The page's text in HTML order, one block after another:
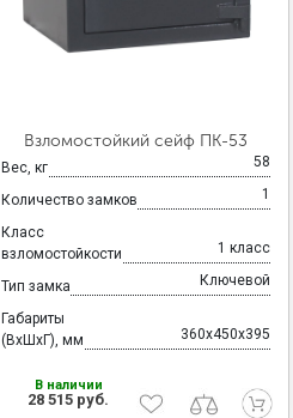
Взломостойкий сейф ПК-53
Вес, кг 58
Количество замков 1
Класс
взломостойкости
1 класс
Тип замка Ключевой
Габариты
(ВхШхГ), мм
360x450x395
В наличии
28 515 руб.